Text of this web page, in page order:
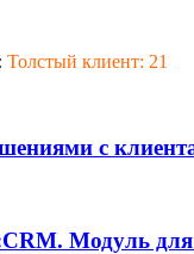
Толстый клиент: 21
с
Модуль